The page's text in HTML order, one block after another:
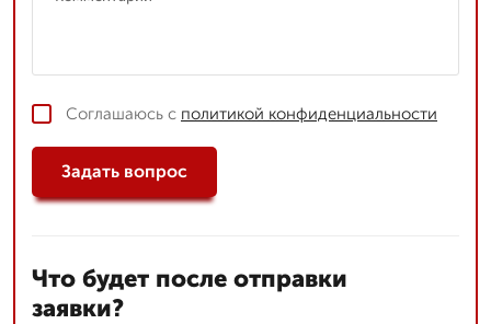
Соглашаюсь с политикой конфиденциальности
Задать вопрос
Что будет после отправки
заявки?